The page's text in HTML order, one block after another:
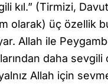
kıl.” (Tirmizi,
olarak) üç özellik
Allah ile
daha sevgili
Allah için